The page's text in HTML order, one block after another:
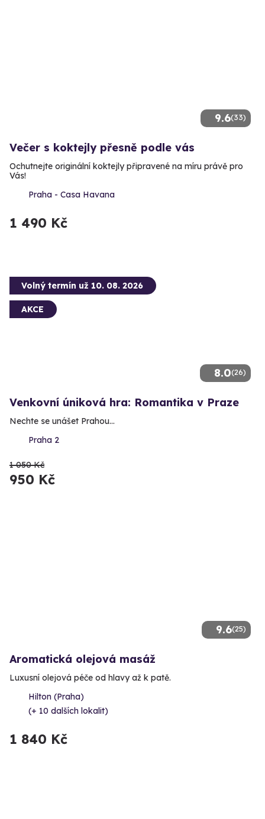
9.6(33)
Večer s koktejly přesně podle vás
Ochutnejte originální koktejly připravené na míru právě pro
Vás!
Praha - Casa Havana
1 490 Kč
8.0(26)
Volný termín už 10. 08. 2026
AKCE
Venkovní úniková hra: Romantika v Praze
Nechte se unášet Prahou...
Praha 2
1 050 Kč
950 Kč
9.6(25)
Aromatická olejová masáž
Luxusní olejová péče od hlavy až k patě.
Hilton (Praha)
(+ 10 dalších lokalit)
1 840 Kč